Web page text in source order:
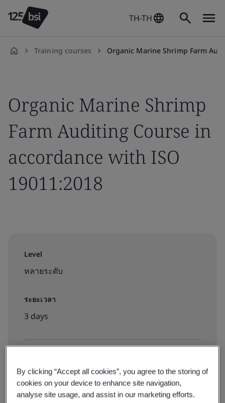
TH-TH
Training courses Organic Marine Shrimp Farm Auditing Course in
Organic Marine Shrimp
Farm Auditing Course in
accordance with ISO
19011:2018
Level
หลายระดับ
ระยะเวลา
3 days
Public classroom
By clicking “Accept all cookies”, you agree to the storing of
cookies on your device to enhance site navigation,
analyse site usage, and assist in our marketing efforts.